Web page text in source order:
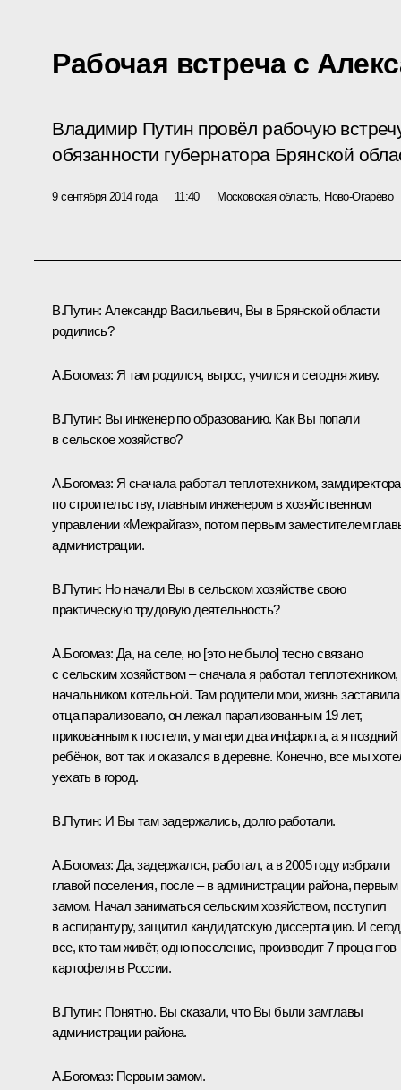
Рабочая встреча с
Владимир Путин провёл рабочую
обязанности губернатора Брянской
9 сентября 2014 года 11:40 Московская область, Ново-Огарёво
В.Путин: Александр Васильевич, Вы в Брянской области
родились?
А.Богомаз: Я там родился, вырос, учился и сегодня живу.
В.Путин: Вы инженер по образованию. Как Вы попали
в сельское хозяйство?
А.Богомаз: Я сначала работал теплотехником, замдиректора
по строительству, главным инженером в хозяйственном
управлении «Межрайгаз», потом первым заместителем
администрации.
В.Путин: Но начали Вы в сельском хозяйстве свою
практическую трудовую деятельность?
А.Богомаз: Да, на селе, но [это не было] тесно связано
с сельским хозяйством – сначала я работал теплотехником,
начальником котельной. Там родители мои, жизнь
отца парализовало, он лежал парализованным 19 лет,
прикованным к постели, у матери два инфаркта, а я поздний
ребёнок, вот так и оказался в деревне. Конечно, все мы
уехать в город.
В.Путин: И Вы там задержались, долго работали.
А.Богомаз: Да, задержался, работал, а в 2005 году избрали
главой поселения, после – в администрации района, первым
замом. Начал заниматься сельским хозяйством, поступил
в аспирантуру, защитил кандидатскую диссертацию. И
все, кто там живёт, одно поселение, производит 7 процентов
картофеля в России.
В.Путин: Понятно. Вы сказали, что Вы были замглавы
администрации района.
А.Богомаз: Первым замом.